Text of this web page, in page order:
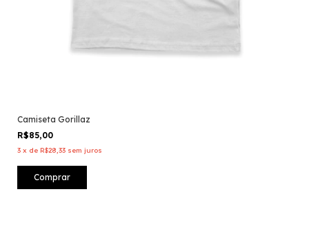
Camiseta Gorillaz
R$85,00
3 x de R$28,33 sem juros
Comprar